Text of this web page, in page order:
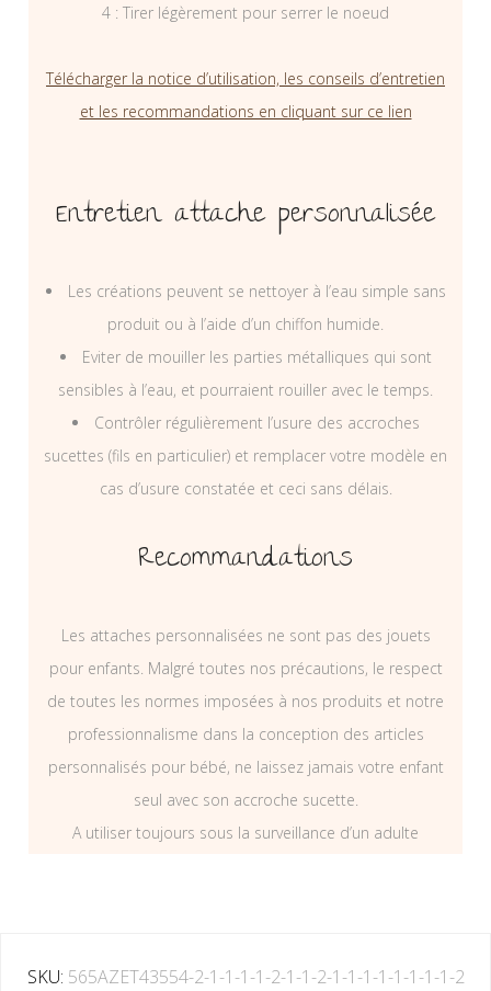
4 : Tirer légèrement pour serrer le noeud
Télécharger la notice d’utilisation, les conseils d’entretien
et les recommandations en cliquant sur ce lien
Entretien attache personnalisée
Les créations peuvent se nettoyer à l’eau simple sans
produit ou à l’aide d’un chiffon humide.
Eviter de mouiller les parties métalliques qui sont
sensibles à l’eau, et pourraient rouiller avec le temps.
Contrôler régulièrement l’usure des accroches
sucettes (fils en particulier) et remplacer votre modèle en
cas d’usure constatée et ceci sans délais.
Recommandations
Les attaches personnalisées ne sont pas des jouets
pour enfants. Malgré toutes nos précautions, le respect
de toutes les normes imposées à nos produits et notre
professionnalisme dans la conception des articles
personnalisés pour bébé, ne laissez jamais votre enfant
seul avec son accroche sucette.
A utiliser toujours sous la surveillance d’un adulte
SKU: 565AZET43554-2-1-1-1-1-2-1-1-2-1-1-1-1-1-1-1-1-2